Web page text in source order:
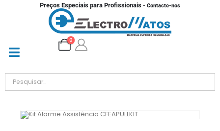
Preços Especiais para Profissionais - Contacte-nos
0